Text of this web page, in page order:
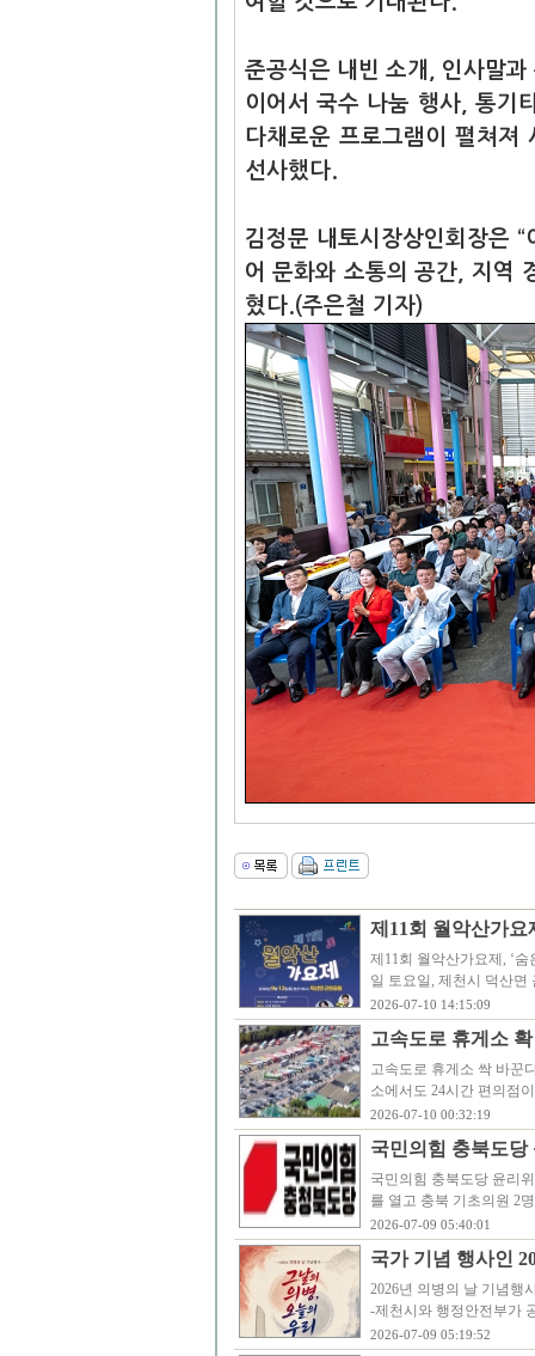
준공식은 내빈 소개, 인사말
이어서 국수 나눔 행사, 통기
다채로운 프로그램이 펼쳐져
선사했다.
김정문 내토시장상인회장은
어 문화와 소통의 공간, 지역
혔다.(주은철 기자)
제11회 월악산가
제11회 월악산가요제, ‘
일 토요일, 제천시 덕산
2026-07-10 14:15:09
고속도로 휴게소
고속도로 휴게소 싹 바꾼
소에서도 24시간 편의점
2026-07-10 00:32:19
국민의힘 충북도
국민의힘 충북도당 윤리
를 열고 충북 기초의원 2
2026-07-09 05:40:01
국가 기념 행사인
2026년 의병의 날 기념행
-제천시와 행정안전부가
2026-07-09 05:19:52